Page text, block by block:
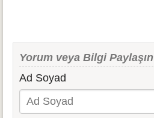
Yorum veya Bilgi Paylaşın
Ad Soyad